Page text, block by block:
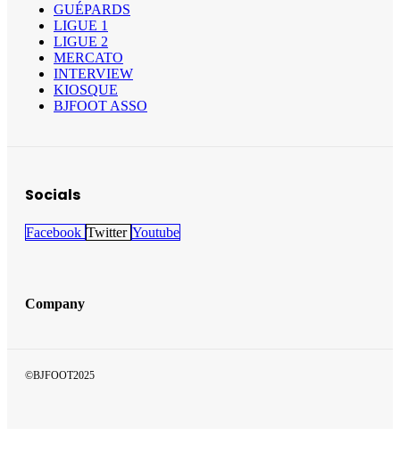
GUÉPARDS
LIGUE 1
LIGUE 2
MERCATO
INTERVIEW
KIOSQUE
BJFOOT ASSO
Socials
Facebook Twitter Youtube
Company
©BJFOOT2025